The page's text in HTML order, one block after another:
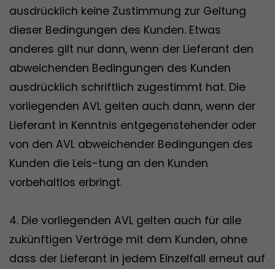
ausdrücklich keine Zustimmung zur Geltung
dieser Bedingungen des Kunden. Etwas
anderes gilt nur dann, wenn der Lieferant den
abweichenden Bedingungen des Kunden
ausdrücklich schriftlich zugestimmt hat. Die
vorliegenden AVL gelten auch dann, wenn der
Lieferant in Kenntnis entgegenstehender oder
von den AVL abweichender Bedingungen des
Kunden die Leis-tung an den Kunden
vorbehaltlos erbringt.
4. Die vorliegenden AVL gelten auch für alle
zukünftigen Verträge mit dem Kunden, ohne
dass der Lieferant in jedem Einzelfall erneut auf